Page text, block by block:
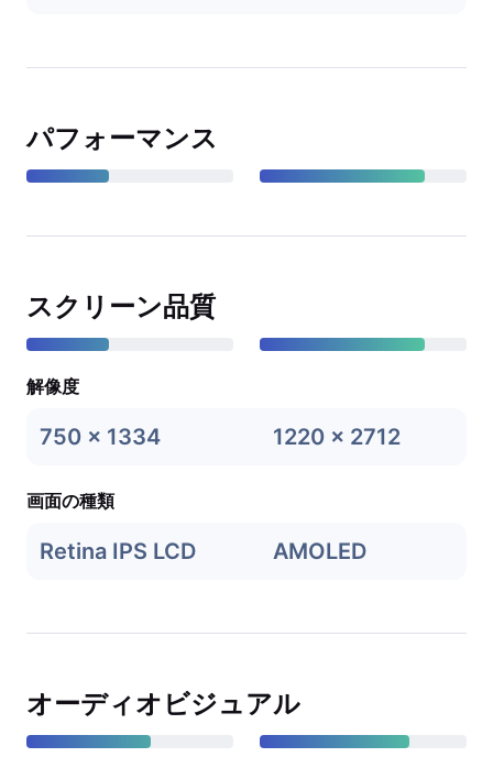
パフォーマンス
スクリーン品質
解像度
750 x 1334 1220 x 2712
画面の種類
Retina IPS LCD AMOLED
オーディオビジュアル